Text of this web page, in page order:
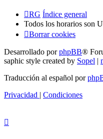
RG Índice general
Todos los horarios son
Borrar cookies
Desarrollado porphpBB®
saphic style created by Sopel |
Traducción al español por
Privacidad | Condiciones